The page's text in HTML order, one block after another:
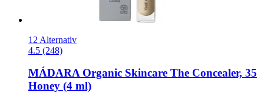
12 Alternativ
4.5 (248)
MÁDARA Organic Skincare The Concealer, 35
Honey (4 ml)